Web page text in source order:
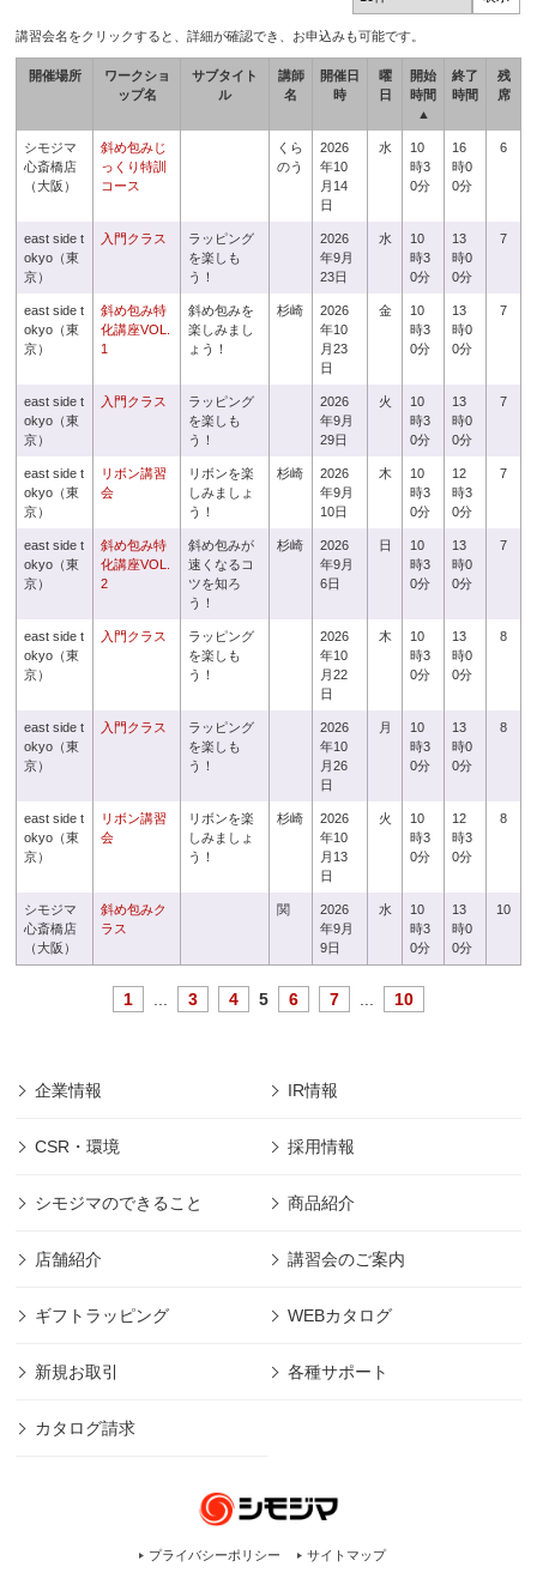
講習会名をクリックすると、詳細が確認でき、お申込みも可能です。
開催場所
ワークショ
ップ名
サブタイト
ル
講師
名
開催日
時
曜
日
開始
時間
▲
終了
時間
残
席
シモジマ
心斎橋店
（大阪）
斜め包みじ
っくり特訓
コース
くら
のう
2026
年10
月14
日
水
10
時3
0分
16
時0
0分
6
east side t
okyo（東
京）
入門クラス
ラッピング
を楽しも
う！
2026
年9月
23日
水
10
時3
0分
13
時0
0分
7
east side t
okyo（東
京）
斜め包み特
化講座VOL.
1
斜め包みを
楽しみまし
ょう！
杉崎
2026
年10
月23
日
金
10
時3
0分
13
時0
0分
7
east side t
okyo（東
京）
入門クラス
ラッピング
を楽しも
う！
2026
年9月
29日
火
10
時3
0分
13
時0
0分
7
east side t
okyo（東
京）
リボン講習
会
リボンを楽
しみましょ
う！
杉崎
2026
年9月
10日
木
10
時3
0分
12
時3
0分
7
east side t
okyo（東
京）
斜め包み特
化講座VOL.
2
斜め包みが
速くなるコ
ツを知ろ
う！
杉崎
2026
年9月
6日
日
10
時3
0分
13
時0
0分
7
east side t
okyo（東
京）
入門クラス
ラッピング
を楽しも
う！
2026
年10
月22
日
木
10
時3
0分
13
時0
0分
8
east side t
okyo（東
京）
入門クラス
ラッピング
を楽しも
う！
2026
年10
月26
日
月
10
時3
0分
13
時0
0分
8
east side t
okyo（東
京）
リボン講習
会
リボンを楽
しみましょ
う！
杉崎
2026
年10
月13
日
火
10
時3
0分
12
時3
0分
8
シモジマ
心斎橋店
（大阪）
斜め包みク
ラス
関
2026
年9月
9日
水
10
時3
0分
13
時0
0分
10
1 3 4 5 6 7 10
企業情報 IR情報
CSR・環境 採用情報
シモジマのできること 商品紹介
店舗紹介 講習会のご案内
ギフトラッピング WEBカタログ
新規お取引 各種サポート
カタログ請求
プライバシーポリシー サイトマップ